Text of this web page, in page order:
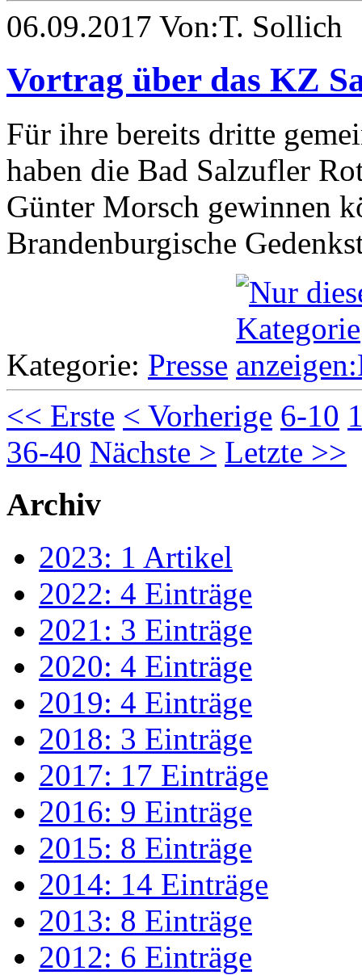
06.09.2017 Von:T. Sollich
Vortrag über das KZ
Für ihre bereits dritte
haben die Bad Salzufler
Günter Morsch gewinnen
Brandenburgische
Kategorie: Presse
<< Erste < Vorherige 6-10
36-40 Nächste > Letzte >>
Archiv
2023: 1 Artikel
2022: 4 Einträge
2021: 3 Einträge
2020: 4 Einträge
2019: 4 Einträge
2018: 3 Einträge
2017: 17 Einträge
2016: 9 Einträge
2015: 8 Einträge
2014: 14 Einträge
2013: 8 Einträge
2012: 6 Einträge